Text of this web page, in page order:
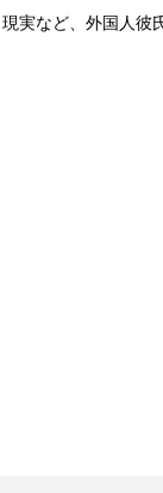
実など、外国人彼